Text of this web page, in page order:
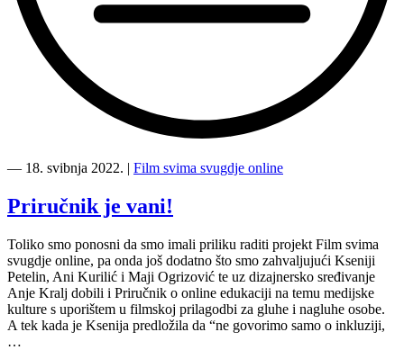
pobjednike
pobjednice
Film
svugdje
online
Festivala!”
― 18. svibnja 2022. | Film svima svugdje online
Priručnik je vani!
Toliko smo ponosni da smo imali priliku raditi projekt Film svima
svugdje online, pa onda još dodatno što smo zahvaljujući Kseniji
Petelin, Ani Kurilić i Maji Ogrizović te uz dizajnersko sređivanje
Anje Kralj dobili i Priručnik o online edukaciji na temu medijske
kulture s uporištem u filmskoj prilagodbi za gluhe i nagluhe osobe.
A tek kada je Ksenija predložila da “ne govorimo samo o inkluziji,
…